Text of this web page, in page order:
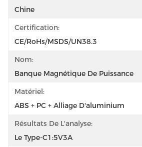
Chine
Certification:
CE/RoHs/MSDS/UN38.3
Nom:
Banque Magnétique De Puissance
Matériel:
ABS + PC + Alliage D'aluminium
Résultats De L'analyse:
Le Type-C1:5V3A